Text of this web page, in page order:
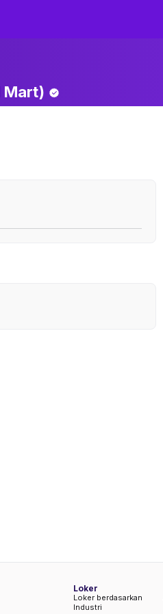
Mart)
Loker
Loker berdasarkan
Industri